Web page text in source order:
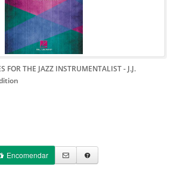
FOR THE JAZZ INSTRUMENTALIST - J.J.
Encomendar